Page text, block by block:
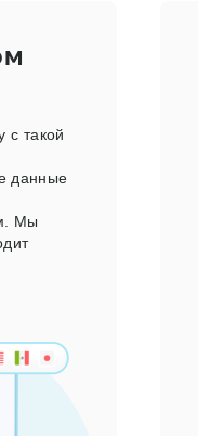
с такой
данные
Мы